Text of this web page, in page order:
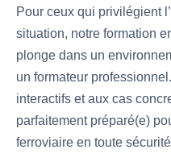
Pour ceux qui privilégient
situation, notre formation
plonge dans un
un formateur
interactifs et aux cas
parfaitement préparé(e)
ferroviaire en toute